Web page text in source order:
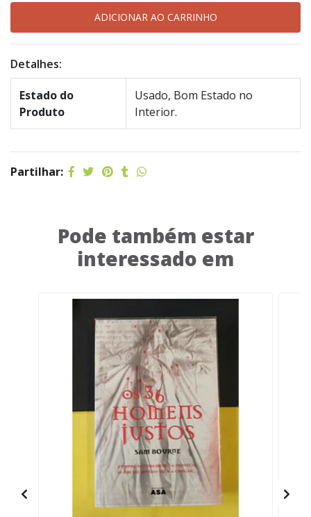
Detalhes:
Estado do
Produto
Usado, Bom Estado no
Interior.
Partilhar:
Pode também estar
interessado em